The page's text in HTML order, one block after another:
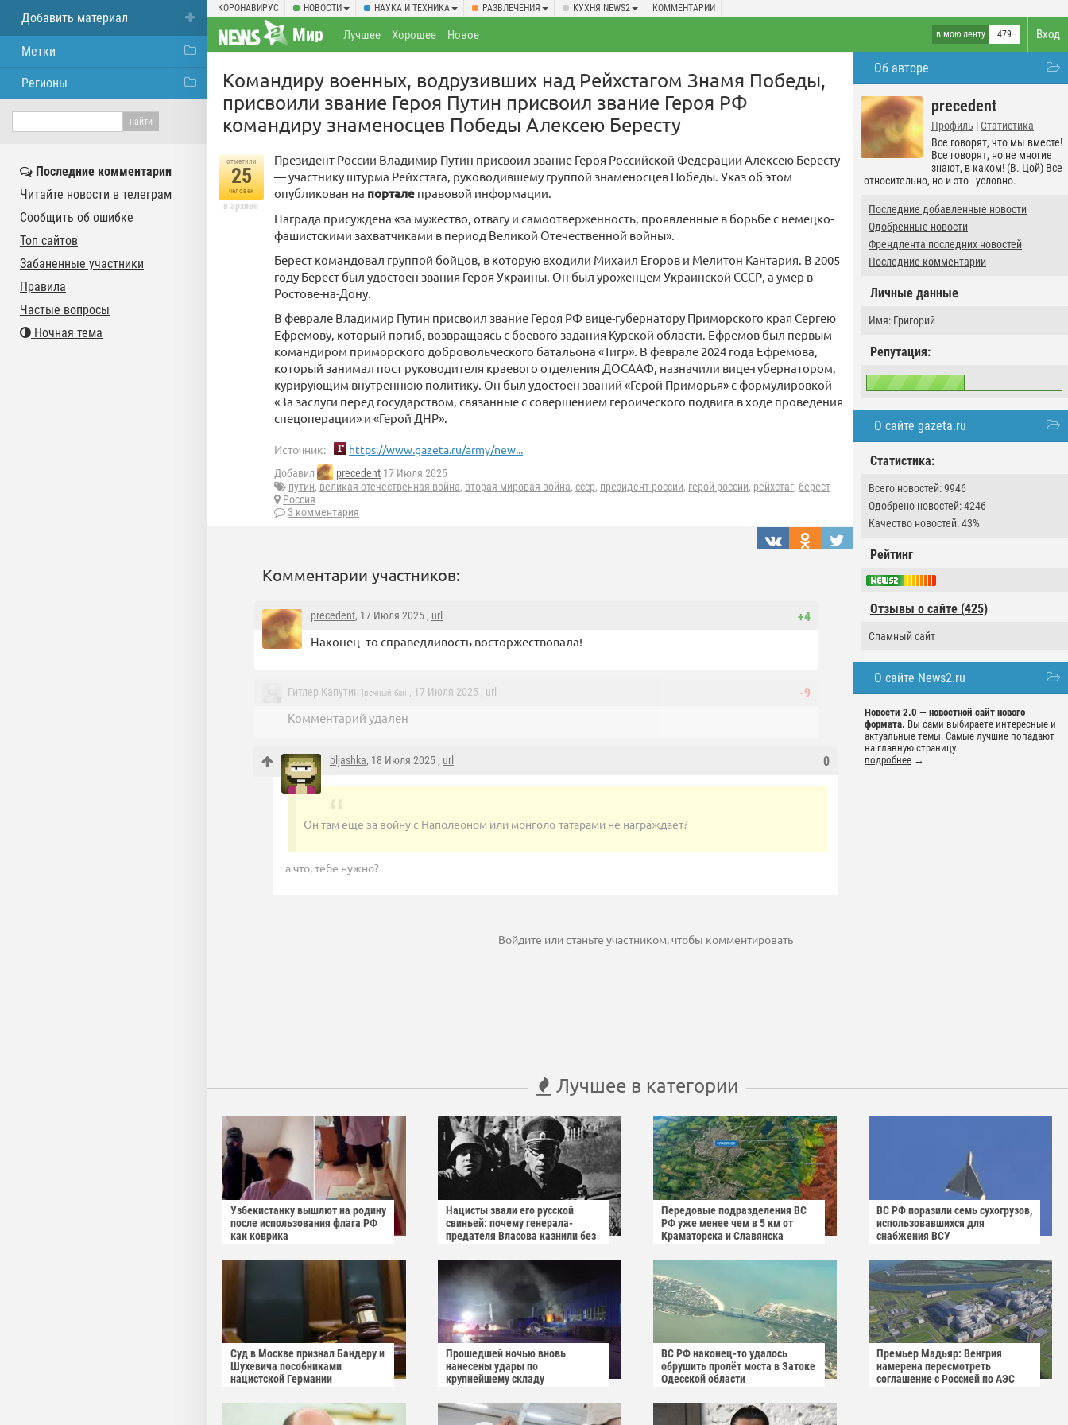
КОРОНАВИРУС НОВОСТИ НАУКА И ТЕХНИКА РАЗВЛЕЧЕНИЯ КУХНЯ NEWS2 КОММЕНТАРИИ
Вход
Мир в мою ленту 479
Лучшее Хорошее Новое
Об авторе
precedent
Профиль | Статистика
Все говорят, что мы вместе!
Все говорят, но не многие
знают, в каком! (В. Цой) Все
относительно, но и это - условно.
Последние добавленные новости
Одобренные новости
Френдлента последних новостей
Последние комментарии
Личные данные
Имя: Григорий
Репутация:
О сайте gazeta.ru
Статистика:
Всего новостей: 9946
Одобрено новостей: 4246
Качество новостей: 43%
Рейтинг
Отзывы о сайте (425)
Спамный сайт
О сайте News2.ru
Новости 2.0 — новостной сайт нового
формата. Вы сами выбираете интересные и
актуальные темы. Самые лучшие попадают
на главную страницу.
подробнее →
Командиру военных, водрузивших над Рейхстагом Знамя Победы,
присвоили звание Героя Путин присвоил звание Героя РФ
командиру знаменосцев Победы Алексею Бересту
отметили
25
человек
в архиве
Президент России Владимир Путин присвоил звание Героя Российской Федерации Алексею Бересту
— участнику штурма Рейхстага, руководившему группой знаменосцев Победы. Указ об этом
опубликован на портале правовой информации.
Награда присуждена «за мужество, отвагу и самоотверженность, проявленные в борьбе с немецко-
фашистскими захватчиками в период Великой Отечественной войны».
Берест командовал группой бойцов, в которую входили Михаил Егоров и Мелитон Кантария. В 2005
году Берест был удостоен звания Героя Украины. Он был уроженцем Украинской СССР, а умер в
Ростове-на-Дону.
В феврале Владимир Путин присвоил звание Героя РФ вице-губернатору Приморского края Сергею
Ефремову, который погиб, возвращаясь с боевого задания Курской области. Ефремов был первым
командиром приморского добровольческого батальона «Тигр». В феврале 2024 года Ефремова,
который занимал пост руководителя краевого отделения ДОСААФ, назначили вице-губернатором,
курирующим внутреннюю политику. Он был удостоен званий «Герой Приморья» с формулировкой
«За заслуги перед государством, связанные с совершением героического подвига в ходе проведения
спецоперации» и «Герой ДНР».
Источник: https://www.gazeta.ru/army/new...
Добавил precedent 17 Июля 2025
путин, великая отечественная война, вторая мировая война, ссср, президент россии, герой россии, рейхстаг, берест
Россия
3 комментария
Комментарии участников:
+4
precedent, 17 Июля 2025 , url
Наконец- то справедливость восторжествовала!
-9
Гитлер Капутин [вечный бан] , 17 Июля 2025 , url
Комментарий удален
0
bljashka, 18 Июля 2025 , url
Он там еще за войну с Наполеоном или монголо-татарами не награждает?
а что, тебе нужно?
Войдите илистаньте участником, чтобы комментировать
Лучшее в категории
Узбекистанку вышлют на родину
после использования флага РФ
как коврика
Нацисты звали его русской
свиньей: почему генерала-
предателя Власова казнили без
Передовые подразделения ВС
РФ уже менее чем в 5 км от
Краматорска и Славянска
ВС РФ поразили семь сухогрузов,
использовавшихся для
снабжения ВСУ
Суд в Москве признал Бандеру и
Шухевича пособниками
нацистской Германии
Прошедшей ночью вновь
нанесены удары по
крупнейшему складу
Rozetka
ВС РФ наконец-то удалось
обрушить пролёт моста в Затоке
Одесской области
Премьер Мадьяр: Венгрия
намерена пересмотреть
соглашение с Россией по АЭС
Добавить материал
Метки
Регионы
Последние комментарии
Читайте новости в телеграм
Сообщить об ошибке
Топ сайтов
Забаненные участники
Правила
Частые вопросы
Ночная тема